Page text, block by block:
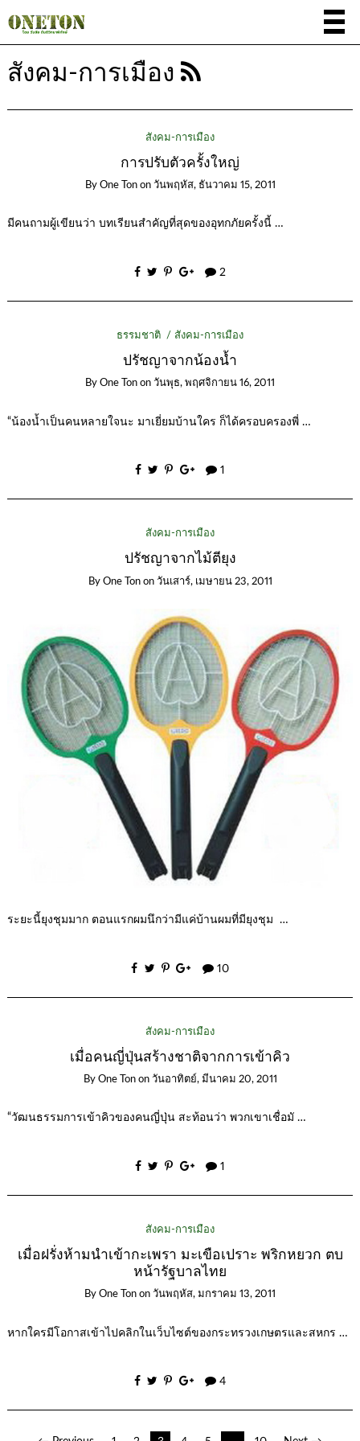
สังคม-การเมือง
สังคม-การเมือง
การปรับตัวครั้งใหญ่
By One Ton on วันพฤหัส, ธันวาคม 15, 2011
มีคนถามผู้เขียนว่า บทเรียนสำคัญที่สุดของอุทกภัยครั้งนี้ …
2
ธรรมชาติ สังคม-การเมือง
ปรัชญาจากน้องน้ำ
By One Ton on วันพุธ, พฤศจิกายน 16, 2011
“น้องน้ำเป็นคนหลายใจนะ มาเยี่ยมบ้านใคร ก็ได้ครอบครองพี่ …
1
สังคม-การเมือง
ปรัชญาจากไม้ตียุง
By One Ton on วันเสาร์, เมษายน 23, 2011
ระยะนี้ยุงชุมมาก ตอนแรกผมนึกว่ามีแค่บ้านผมที่มียุงชุม …
10
สังคม-การเมือง
เมื่อคนญี่ปุ่นสร้างชาติจากการเข้าคิว
By One Ton on วันอาทิตย์, มีนาคม 20, 2011
“วัฒนธรรมการเข้าคิวของคนญี่ปุ่น สะท้อนว่า พวกเขาเชื่อมั …
1
สังคม-การเมือง
เมื่อฝรั่งห้ามนำเข้ากะเพรา มะเขือเปราะ พริกหยวก ตบ
หน้ารัฐบาลไทย
By One Ton on วันพฤหัส, มกราคม 13, 2011
หากใครมีโอกาสเข้าไปคลิกในเว็บไซต์ของกระทรวงเกษตรและสหกร …
4